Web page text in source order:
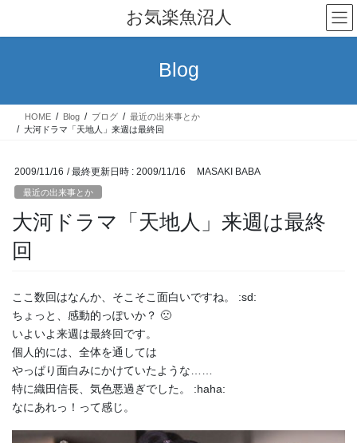
テ
ス
ゲ
ン
お気楽魚沼人
Blog
HOME Blog ブログ
最近の出来事とか
大河ドラマ「天地人」来週は最終回
2009/11/16 / 最終更新日時 : 2009/11/16 MASAKI BABA
最近の出来事とか
大河ドラマ「天地人」来週は最終
回
ここ数回はなんか、そこそこ面白いですね。 :sd:
ちょっと、感動的っぽいか？ 🙁
いよいよ来週は最終回です。
個人的には、全体を通しては
やっぱり面白みにかけていたような……
特に織田信長、気色悪過ぎでした。 :haha:
なにあれっ！って感じ。